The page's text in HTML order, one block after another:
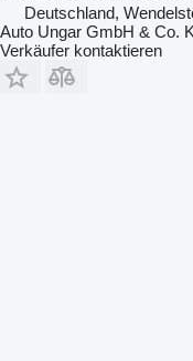
Deutschland,
Auto Ungar GmbH & Co.
Verkäufer kontaktieren